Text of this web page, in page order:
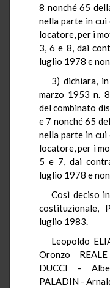
8 nonché 65
nella parte in
locatore, per i
3, 6 e 8, dai
luglio 1978 e
3) dichiara,
marzo 1953 n.
del combinato
e 7 nonché 65
nella parte in
locatore, per i
5 e 7, dai
luglio 1978 e
Così deciso
costituzionale,
luglio 1983.
Leopoldo
Oronzo
DUCCI -
PALADIN -